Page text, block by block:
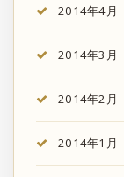
2014年4月
2014年3月
2014年2月
2014年1月